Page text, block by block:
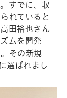
すでに、収
れていると
田裕也さん
ムを開発
その新規
選ばれまし